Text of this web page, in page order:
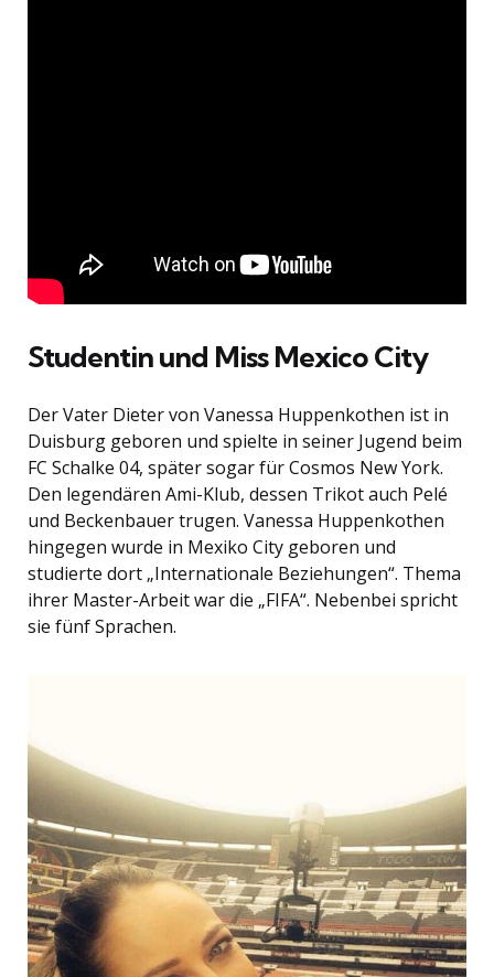
Studentin und Miss Mexico City
Der Vater Dieter von Vanessa Huppenkothen ist in
Duisburg geboren und spielte in seiner Jugend beim
FC Schalke 04, später sogar für Cosmos New York.
Den legendären Ami-Klub, dessen Trikot auch Pelé
und Beckenbauer trugen. Vanessa Huppenkothen
hingegen wurde in Mexiko City geboren und
studierte dort „Internationale Beziehungen“. Thema
ihrer Master-Arbeit war die „FIFA“. Nebenbei spricht
sie fünf Sprachen.